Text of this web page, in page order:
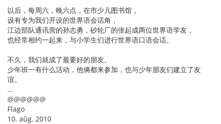
以后，每周六，晚六点，在市少儿图书馆，
设有专为我们开设的世界语会话角，
江边部队通讯营的孙志勇，砂轮厂的张起成两位世界语学友，
也经常相约一起来，与小学生们进行世界语口语会话。
不久，我们就成了最要好的朋友。
少年班一有什么活动，他俩都来参加，也与少年朋友们建立了友
谊。
...
@@@@@@
Flago
10. aŭg. 2010